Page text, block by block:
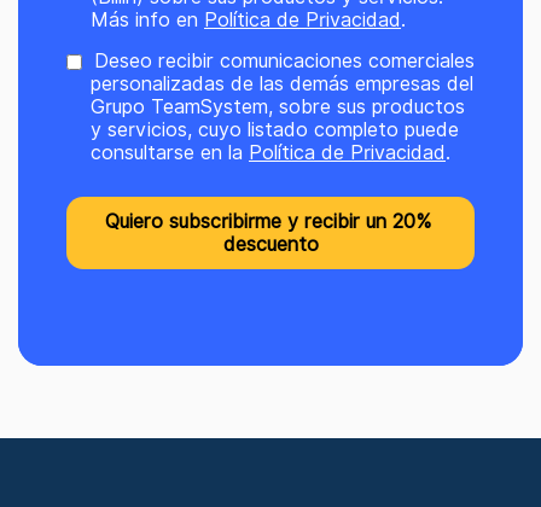
Más info en Política de Privacidad.
Deseo recibir comunicaciones comerciales
personalizadas de las demás empresas del
Grupo TeamSystem, sobre sus productos
y servicios, cuyo listado completo puede
consultarse en la Política de Privacidad.